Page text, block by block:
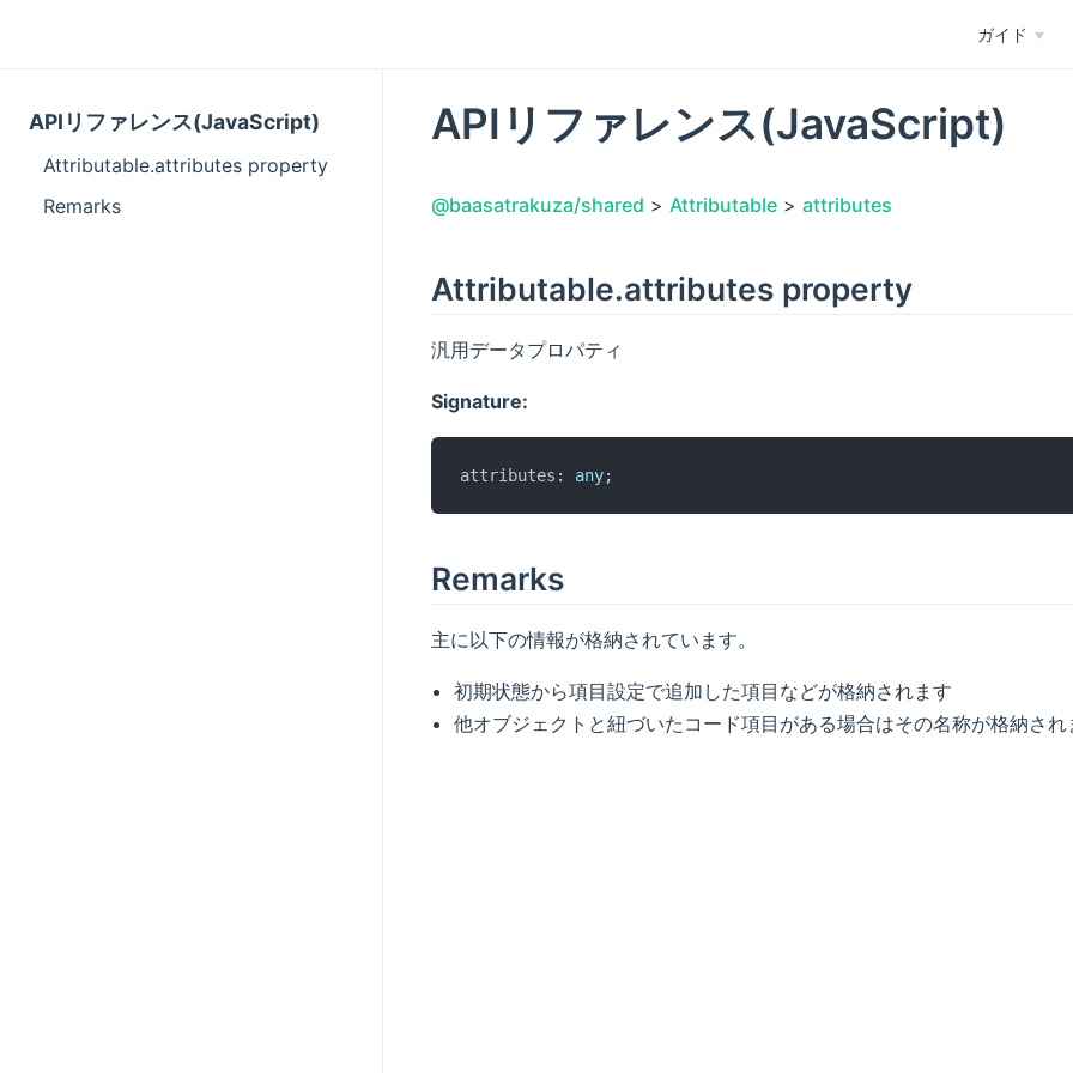
ガイド
APIリファレンス(JavaScript)
Attributable.attributes property
Remarks
APIリファレンス(JavaScript)
@baasatrakuza/shared > Attributable > attributes
Attributable.attributes property
汎用データプロパティ
Signature:
attributes : any;
Remarks
主に以下の情報が格納されています。
初期状態から項目設定で追加した項目などが格納されます
他オブジェクトと紐づいたコード項目がある場合はその名称が格納され